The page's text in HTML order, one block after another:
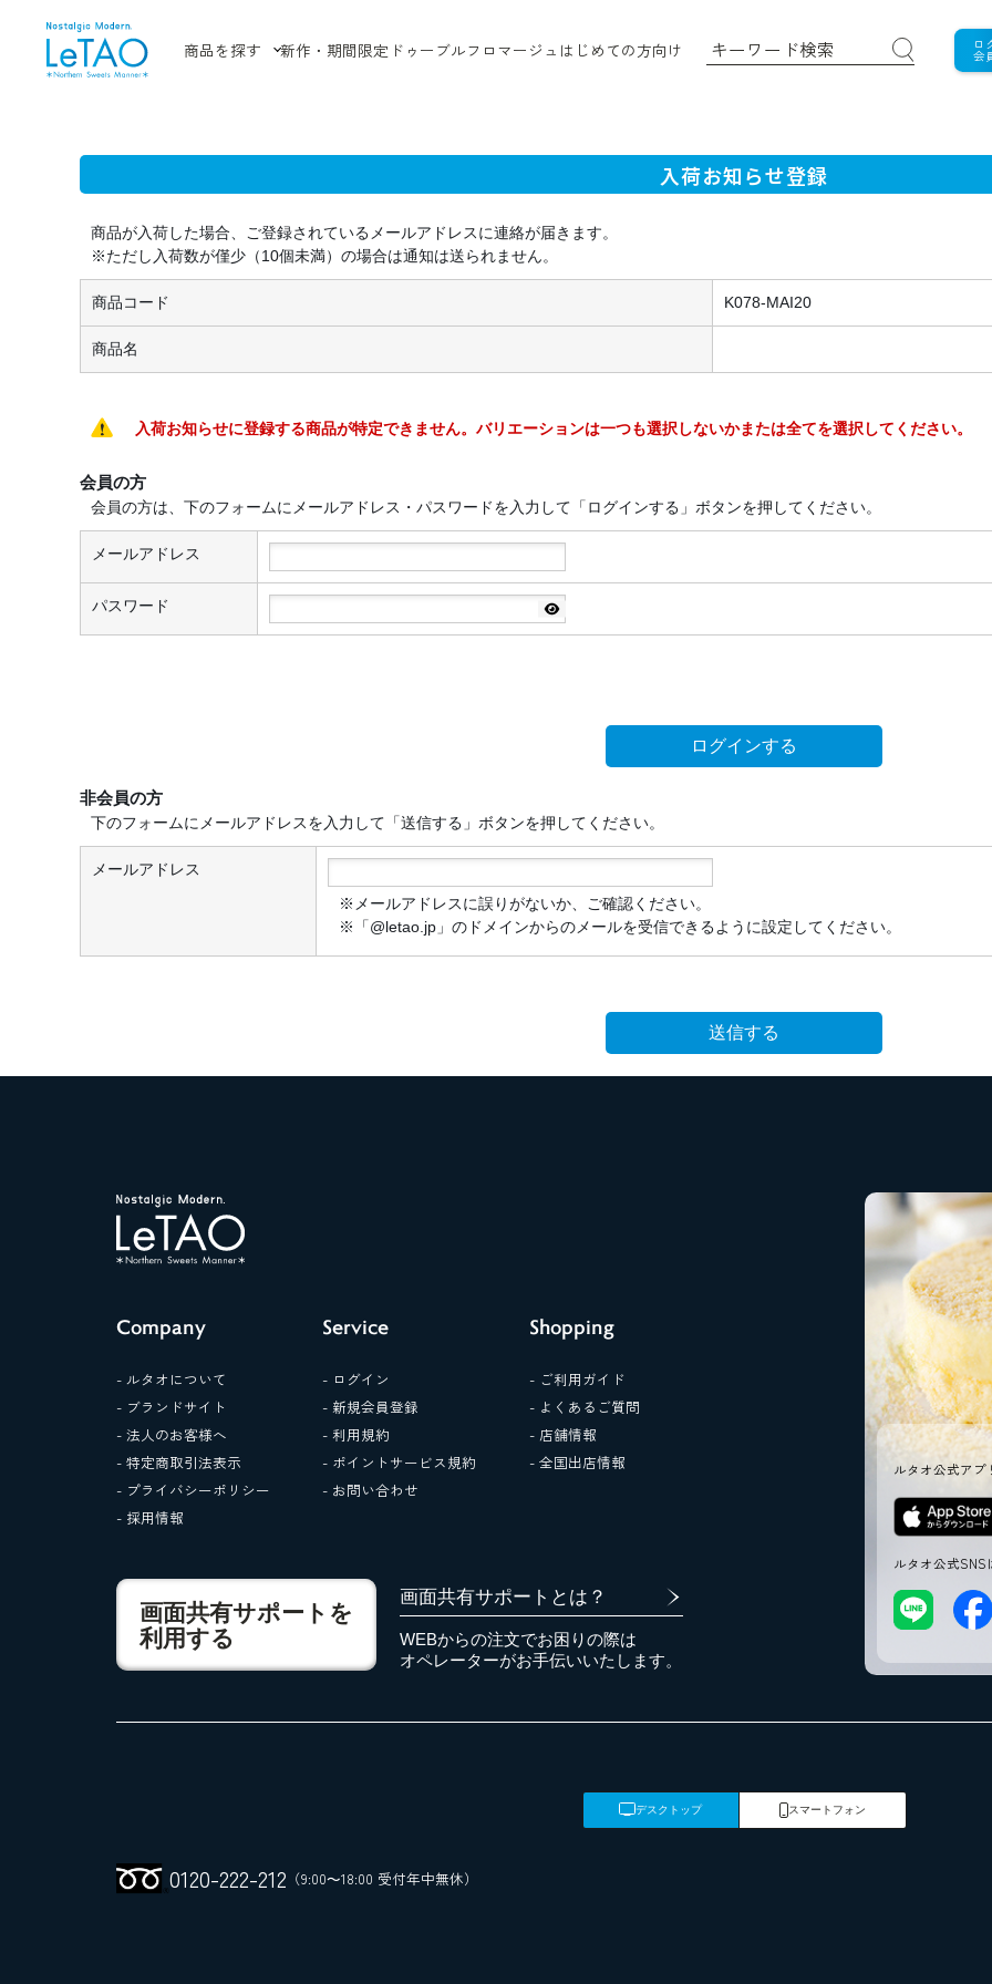
商品を探す 新作・期間限定 ドゥーブルフロマージュ はじめての方向け ロ
会
入荷お知らせ登録
商品が入荷した場合、ご登録されているメールアドレスに連絡が届きます。
※ただし入荷数が僅少（10個未満）の場合は通知は送られません。
商品コード K078-MAI20
商品名
入荷お知らせに登録する商品が特定できません。バリエーションは一つも選択しないかまたは全てを選択してください。
会員の方
会員の方は、下のフォームにメールアドレス・パスワードを入力して「ログインする」ボタンを押してください。
メールアドレス
パスワード
非会員の方
下のフォームにメールアドレスを入力して「送信する」ボタンを押してください。
メールアドレス
※メールアドレスに誤りがないか、ご確認ください。
※「@letao.jp」のドメインからのメールを受信できるように設定してください。
ルタオ公式アプ
ルタオ公式SNS
Company
- ルタオについて
- ブランドサイト
- 法人のお客様へ
- 特定商取引法表示
- プライバシーポリシー
- 採用情報
Service
- ログイン
- 新規会員登録
- 利用規約
- ポイントサービス規約
- お問い合わせ
Shopping
- ご利用ガイド
- よくあるご質問
- 店舗情報
- 全国出店情報
画面共有サポートを
利用する
画面共有サポートとは？
WEBからの注文でお困りの際は
オペレーターがお手伝いいたします。
デスクトップ スマートフォン
0120-222-212 （9:00～18:00 受付年中無休）